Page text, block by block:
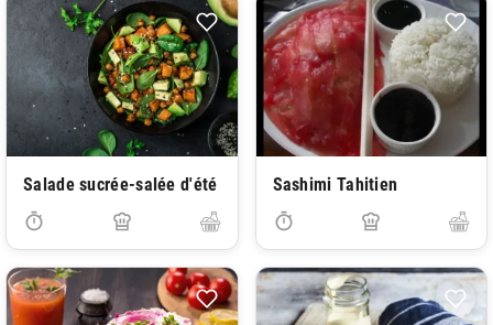
Salade sucrée-salée d'été Sashimi Tahitien